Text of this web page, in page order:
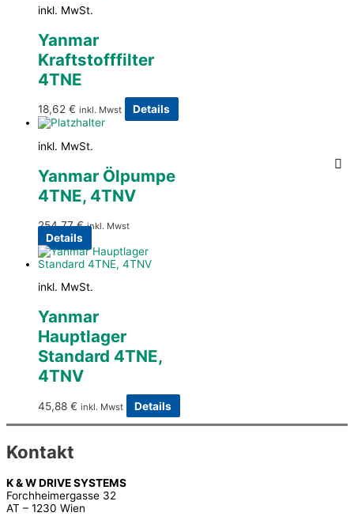
inkl. MwSt.
Yanmar
Kraftstofffilter
4TNE
18,62 € inkl. Mwst Details
inkl. MwSt.
Yanmar Ölpumpe
4TNE, 4TNV
254,77€ inkl. Mwst
Details
inkl. MwSt.
Yanmar
Hauptlager
Standard 4TNE,
4TNV
45,88 € inkl. Mwst Details
Kontakt
K & W DRIVE SYSTEMS
Forchheimergasse 32
AT – 1230 Wien